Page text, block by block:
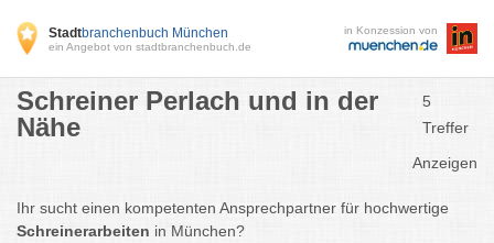
Stadtbranchenbuch München
ein Angebot von stadtbranchenbuch.de
in Konzession von
Schreiner Perlach und in der
Nähe
5
Treffer
Anzeigen
Ihr sucht einen kompetenten Ansprechpartner für hochwertige
Schreinerarbeiten in München?